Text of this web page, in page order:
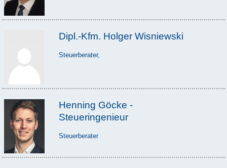
Dipl.-Kfm. Holger Wisniewski
Steuerberater,
Henning Göcke -
Steueringenieur
Steuerberater